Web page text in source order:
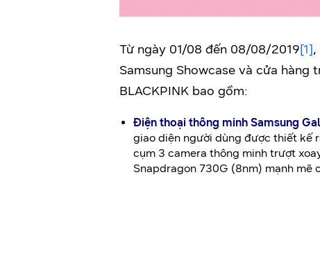
Từ ngày 01/08 đến 08/08/2019[1],
Samsung Showcase và cửa hàng
BLACKPINK bao gồm:
Điện thoại thông minh Samsung
giao diện người dùng được thiết kế
cụm 3 camera thông minh trượt
Snapdragon 730G (8nm) mạnh mẽ